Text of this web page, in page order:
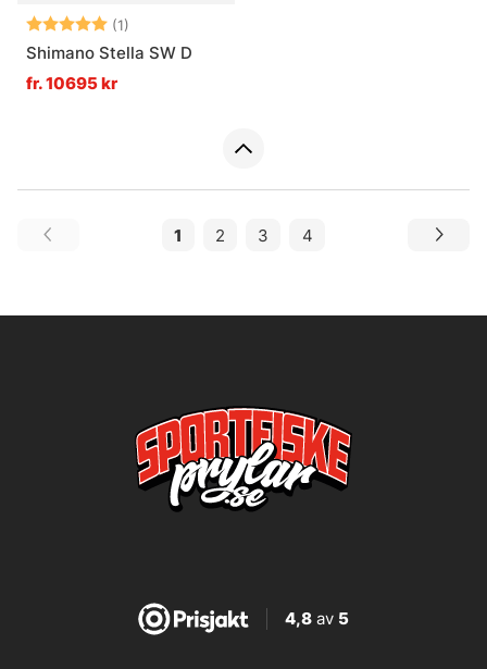
Betyg: (1)
Shimano Stella SW D
fr. 10695 kr
1 2 3 4
4,8av 5